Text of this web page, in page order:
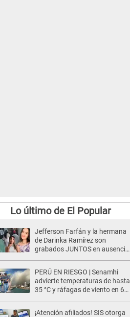
Lo último de El Popular
Jefferson Farfán y la hermana
de Darinka Ramírez son
grabados JUNTOS en ausencia
va acompañada..."
PERÚ EN RIESGO | Senamhi
advierte temperaturas de hasta
35 °C y ráfagas de viento en 6
¡Atención afiliados! SIS otorga